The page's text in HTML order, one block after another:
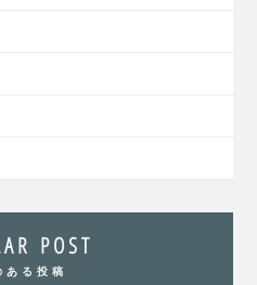
POST
ある投稿